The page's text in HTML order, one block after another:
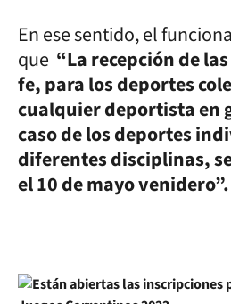
En ese sentido, el
que “La recepción de
fe, para los deportes
cualquier deportista en
caso de los deportes
diferentes disciplinas,
el 10 de mayo venidero”.